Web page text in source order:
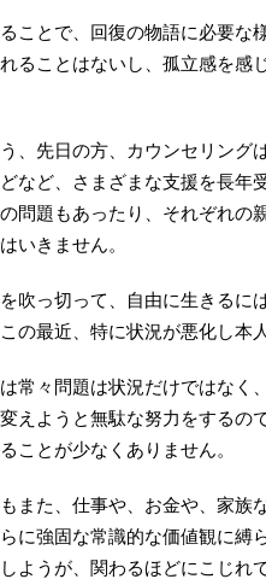
ことで、回復の物語に必要な
ることはないし、孤立感を感
、先日の方、カウンセリング
どなど、さまざまな支援を長
の問題もあったり、それぞれ
いきません。
吹っ切って、自由に生きるに
の最近、特に状況が悪化し本
常々問題は状況だけではなく
えようと無駄な努力をするの
ことが少なくありません。
また、仕事や、お金や、家族
に強固な常識的な価値観に縛
ようが、関わるほどにこじれ